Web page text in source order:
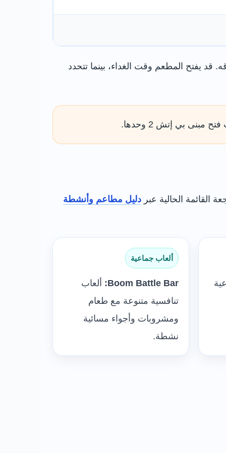
يفتح المطعم وقت الغداء، بينما تتحدد
بي إتش 2 وحدها.
القائمة الحالية عبر دليل مطاعم وأنشطة
ألعاب جماعية
Boom Battle Bar:
ألعاب
تنافسية متنوعة مع طعام
ومشروبات وأجواء مسائية
نشطة.